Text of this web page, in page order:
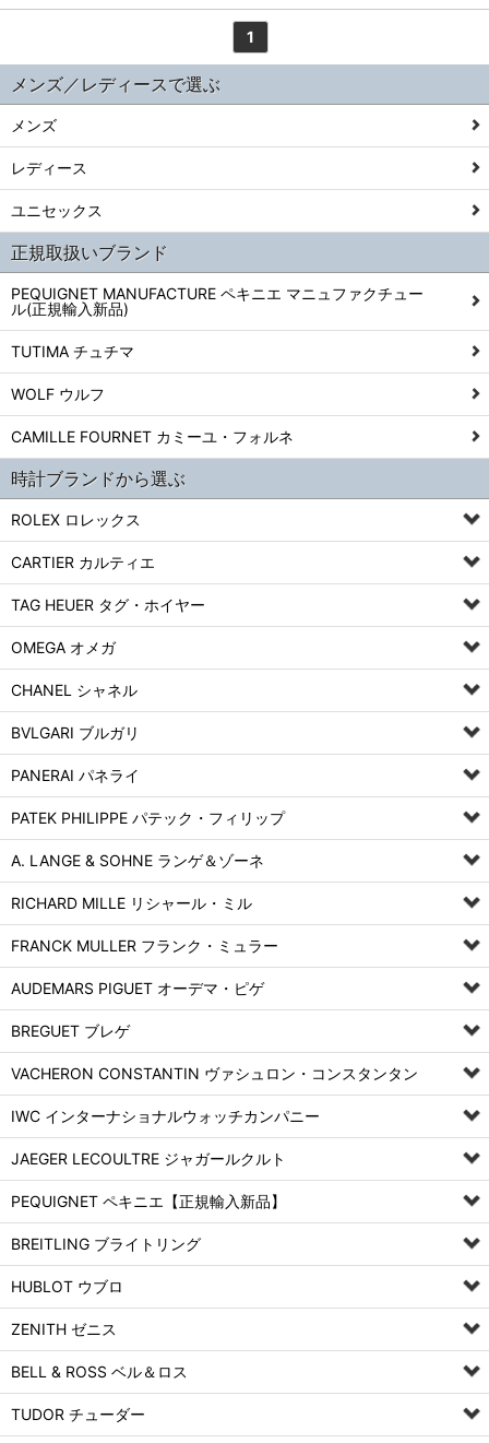
1
メンズ／レディースで選ぶ
メンズ
レディース
ユニセックス
正規取扱いブランド
PEQUIGNET MANUFACTURE ペキニエ マニュファクチュー
ル(正規輸入新品)
TUTIMA チュチマ
WOLF ウルフ
CAMILLE FOURNET カミーユ・フォルネ
時計ブランドから選ぶ
ROLEX ロレックス
CARTIER カルティエ
TAG HEUER タグ・ホイヤー
OMEGA オメガ
CHANEL シャネル
BVLGARI ブルガリ
PANERAI パネライ
PATEK PHILIPPE パテック・フィリップ
A. LANGE & SOHNE ランゲ＆ゾーネ
RICHARD MILLE リシャール・ミル
FRANCK MULLER フランク・ミュラー
AUDEMARS PIGUET オーデマ・ピゲ
BREGUET ブレゲ
VACHERON CONSTANTIN ヴァシュロン・コンスタンタン
IWC インターナショナルウォッチカンパニー
JAEGER LECOULTRE ジャガールクルト
PEQUIGNET ペキニエ【正規輸入新品】
BREITLING ブライトリング
HUBLOT ウブロ
ZENITH ゼニス
BELL & ROSS ベル＆ロス
TUDOR チューダー